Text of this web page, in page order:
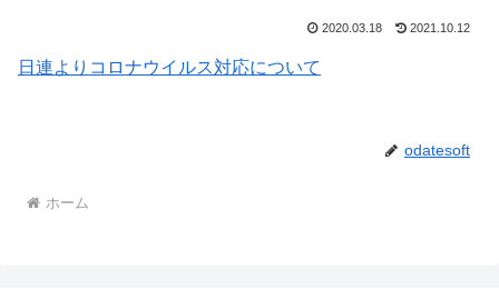
2020.03.18 2021.10.12
日連よりコロナウイルス対応について
odatesoft
ホーム